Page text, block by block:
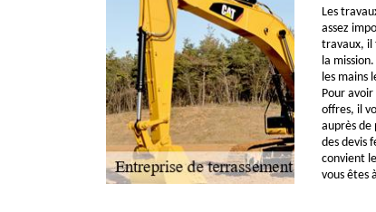
Les
assez
travaux, il
la
les mains
Pour
offres, il
auprès de
des devis
convient
vous êtes